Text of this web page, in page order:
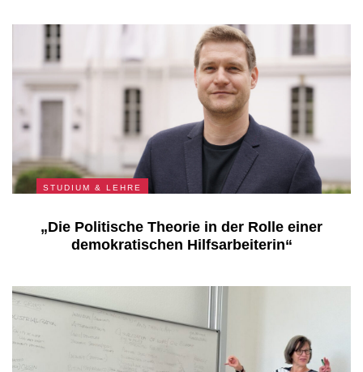
STUDIUM & LEHRE
„Die Politische Theorie in der Rolle einer
demokratischen Hilfsarbeiterin“